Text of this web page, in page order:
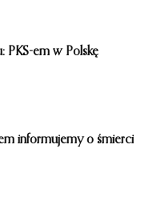
PKS-em w Polskę
informujemy o śmierci